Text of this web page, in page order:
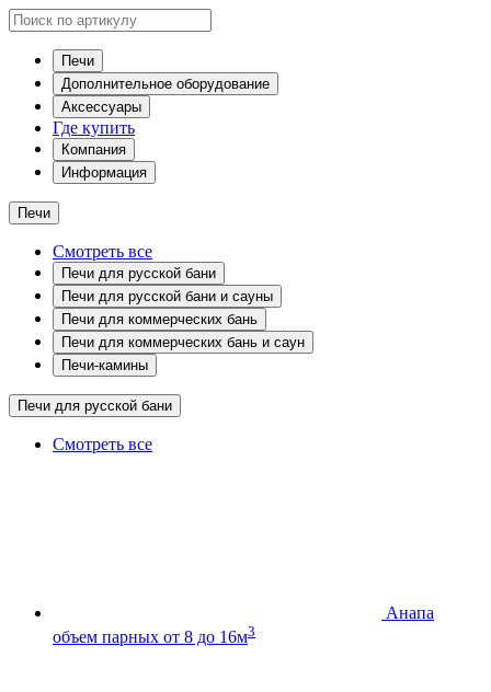
Печи
Дополнительное оборудование
Аксессуары
Где купить
Компания
Информация
Печи
Смотреть все
Печи для русской бани
Печи для русской бани и сауны
Печи для коммерческих бань
Печи для коммерческих бань и саун
Печи-камины
Печи для русской бани
Смотреть все
Анапа
объем парных от 8 до 16м3